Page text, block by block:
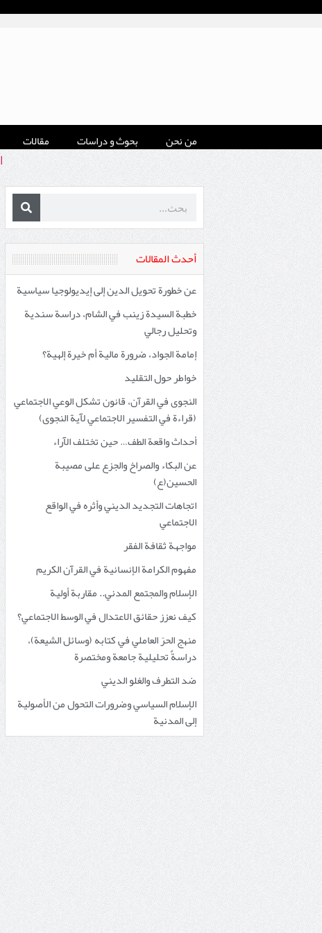
من نحن بحوث و دراسات مقالات
أحدث المقالات
عن خطورة تحويل الدين إلى إيديولوجيا سياسية
خطبة السيدة زينب في الشام، دراسة سندية
وتحليل رجالي
إمامة الجواد، ضرورة مالية أم خيرة إلهية؟
خواطر حول التقليد
النجوى في القرآن، قانون تشكل الوعي الاجتماعي
(قراءة في التفسير الاجتماعي لآية النجوى)
أحداث واقعة الطف… حين تختلف الآراء
عن البكاء والصراخ والجزع على مصيبة
الحسين(ع)
اتجاهات التجديد الديني وأثره في الواقع
الاجتماعي
مواجهة ثقافة الفقر
مفهوم الكرامة الإنسانية في القرآن الكريم
الإسلام والمجتمع المدني.. مقاربة أولية
كيف نعزز حقائق الاعتدال في الوسط الاجتماعي؟
منهج الحرّ العاملي في كتابه (وسائل الشيعة)،
دراسةٌ تحليلية جامعة ومختصرة
ضد التطرف والغلو الديني
الإسلام السياسي وضرورات التحول من الأصولية
إلى المدنية